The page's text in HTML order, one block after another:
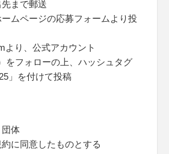
まで郵送
ムページの応募フォームより投
より、公式アカウント
をフォローの上、ハッシュタグ
」を付けて投稿
団体
に同意したものとする